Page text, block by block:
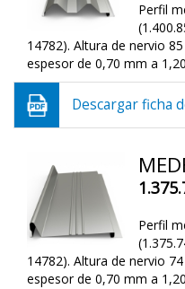
Perfil
14782). Altura de nervio
espesor de 0,70 mm a
Descargar ficha
Perfil
14782). Altura de nervio
espesor de 0,70 mm a